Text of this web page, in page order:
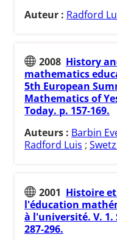
Auteur : Radford
2008 History
mathematics
5th European
Mathematics of
Today. p. 157-169.
Auteurs : Barbin
Radford Luis ;
2001 Histoire
l'éducation
à l'université. V. 1.
287-296.